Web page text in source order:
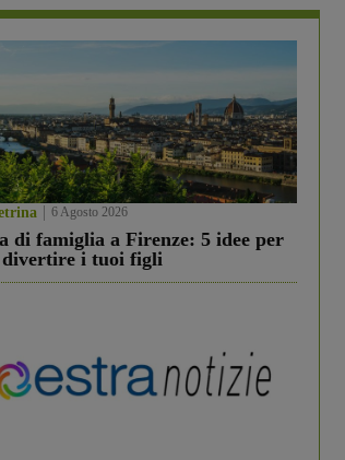
6 Agosto 2026
di famiglia a Firenze: 5 idee per
i tuoi figli